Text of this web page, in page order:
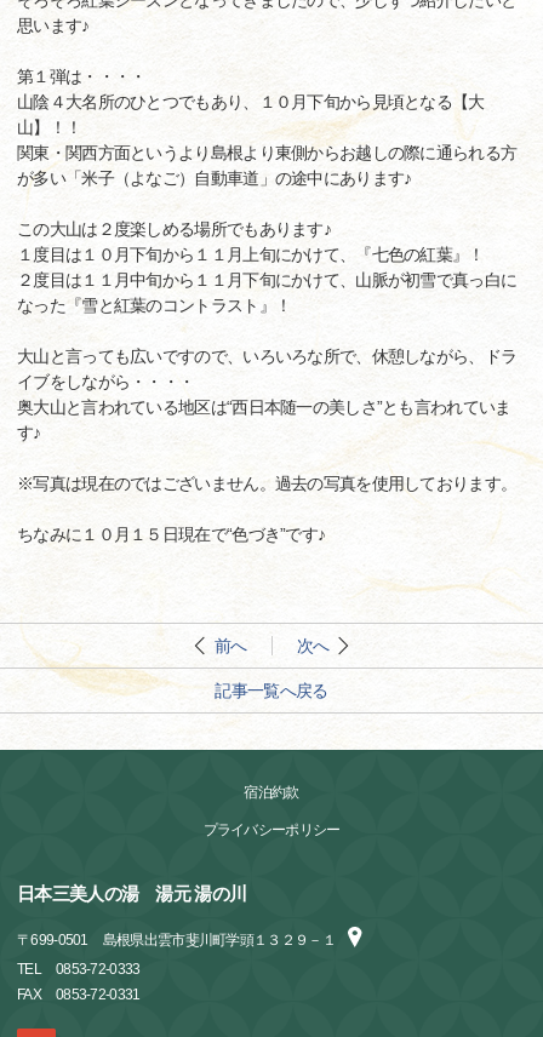
思います♪
第１弾は・・・・
山陰４大名所のひとつでもあり、１０月下旬から見頃となる【大
山】！！
関東・関西方面というより島根より東側からお越しの際に通られる方
が多い「米子（よなご）自動車道」の途中にあります♪
この大山は２度楽しめる場所でもあります♪
１度目は１０月下旬から１１月上旬にかけて、『七色の紅葉』！
２度目は１１月中旬から１１月下旬にかけて、山脈が初雪で真っ白に
なった『雪と紅葉のコントラスト』！
大山と言っても広いですので、いろいろな所で、休憩しながら、ドラ
イブをしながら・・・・
奥大山と言われている地区は“西日本随一の美しさ”とも言われていま
す♪
※写真は現在のではございません。過去の写真を使用しております。
ちなみに１０月１５日現在で“色づき”です♪
前へ 次へ
記事一覧へ戻る
宿泊約款
プライバシーポリシー
日本三美人の湯 湯元 湯の川
〒699-0501
島根県出雲市斐川町学頭１３２９－１
TEL
0853-72-0333
FAX
0853-72-0331